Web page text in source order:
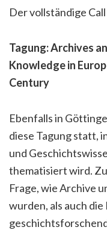
Der vollständige
Tagung: Archives
Knowledge in
Century
Ebenfalls in
diese Tagung statt,
und
thematisiert wird.
Frage, wie Archive
wurden, als auch